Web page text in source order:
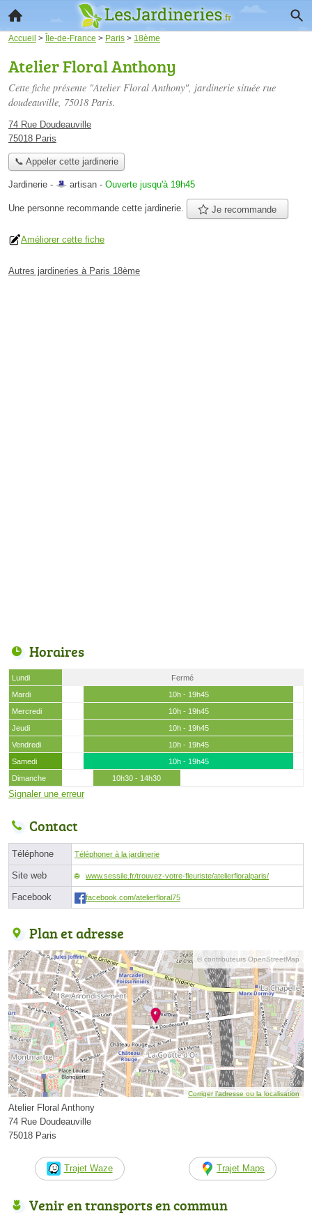
Accueil > Île-de-France > Paris > 18ème
Atelier Floral Anthony
Cette fiche présente "Atelier Floral Anthony", jardinerie située rue
doudeauville, 75018 Paris.
74 Rue Doudeauville
75018 Paris
📞 Appeler cette jardinerie
Jardinerie - artisan - Ouverte jusqu'à 19h45
Une personne recommande cette jardinerie. Je recommande
Améliorer cette fiche
Autres jardineries à Paris 18ème
Horaires
Lundi
Fermé
Mardi
10h - 19h45
Mercredi
10h - 19h45
Jeudi
10h - 19h45
Vendredi
10h - 19h45
Samedi
10h - 19h45
Dimanche
10h30 - 14h30
Signaler une erreur
Contact
Téléphone Téléphoner à la jardinerie
Site web www.sessile.fr/trouvez-votre-fleuriste/atelierfloralparis/
Facebook facebook.com/atelierfloral75
Plan et adresse
© contributeurs OpenStreetMap
Corriger l’adresse ou la localisation
Atelier Floral Anthony
74 Rue Doudeauville
75018 Paris
Trajet Waze Trajet Maps
Venir en transports en commun